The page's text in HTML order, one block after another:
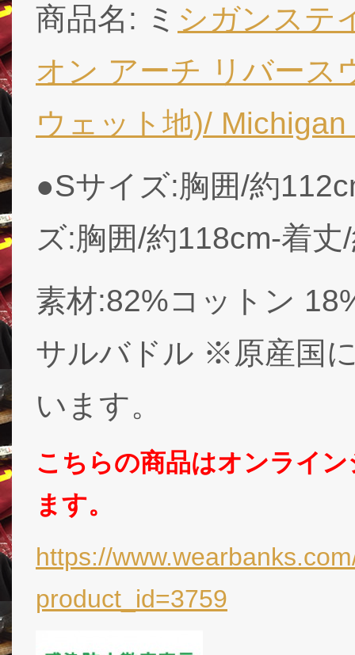
商品名: ミ シガンステ
オン アーチ リバース
ウェット地)/
●Sサイズ:胸囲/約
ズ:胸囲/約118cm-着丈
素材:82%コットン
サルバドル ※原産国
います。
こちらの商品はオンライ
ます。
https://
product_id=3759